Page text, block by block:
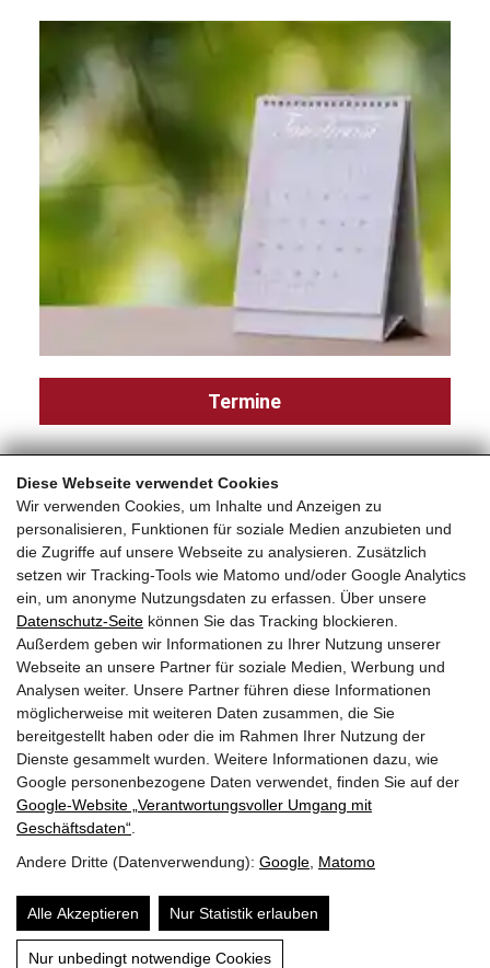
Termine
Die Saalfeldner Tanzlmusi
Haid 6
A-5760 Saalfelden
Telefon: +43 (0)6582 73224
E-mail: info@saalfeldner-tanzlmusi.at
Sitemap
Impressum & Datenschutz
Diese Webseite verwendet Cookies
Wir verwenden Cookies, um Inhalte und Anzeigen zu
personalisieren, Funktionen für soziale Medien anzubieten und
die Zugriffe auf unsere Webseite zu analysieren. Zusätzlich
setzen wir Tracking-Tools wie Matomo und/oder Google Analytics
ein, um anonyme Nutzungsdaten zu erfassen. Über unsere
Datenschutz-Seite können Sie das Tracking blockieren.
Außerdem geben wir Informationen zu Ihrer Nutzung unserer
Webseite an unsere Partner für soziale Medien, Werbung und
Analysen weiter. Unsere Partner führen diese Informationen
möglicherweise mit weiteren Daten zusammen, die Sie
bereitgestellt haben oder die im Rahmen Ihrer Nutzung der
Dienste gesammelt wurden. Weitere Informationen dazu, wie
Google personenbezogene Daten verwendet, finden Sie auf der
Google‑Website „Verantwortungsvoller Umgang mit
Geschäftsdaten“
Andere Dritte (Datenverwendung): Google Matomo
Alle Akzeptieren Nur Statistik erlauben
Nur unbedingt notwendige Cookies